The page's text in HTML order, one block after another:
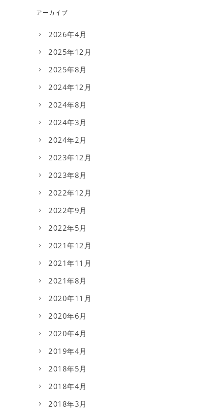
アーカイブ
2026年4月
2025年12月
2025年8月
2024年12月
2024年8月
2024年3月
2024年2月
2023年12月
2023年8月
2022年12月
2022年9月
2022年5月
2021年12月
2021年11月
2021年8月
2020年11月
2020年6月
2020年4月
2019年4月
2018年5月
2018年4月
2018年3月